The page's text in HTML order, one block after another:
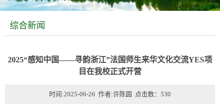
综合新闻
2025“感知中国——寻韵浙江”法国师生来华文化交流YES项
目在我校正式开营
时间:2025-06-26 作者:许陈圆 点击数： 530